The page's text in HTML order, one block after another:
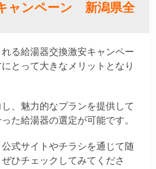
ャンペーン 新潟県全
る給湯器交換激安キャンペー
とって大きなメリットとなり
、魅力的なプランを提供して
た給湯器の選定が可能です。
式サイトやチラシを通じて随
ひチェックしてみてくださ